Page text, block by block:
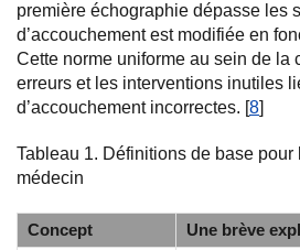
première échographie dépasse les
d’accouchement est modifiée en
Cette norme uniforme au sein de la
erreurs et les interventions inutiles
d’accouchement incorrectes. [8]
Tableau 1. Définitions de base pour
médecin
Concept
Une brève